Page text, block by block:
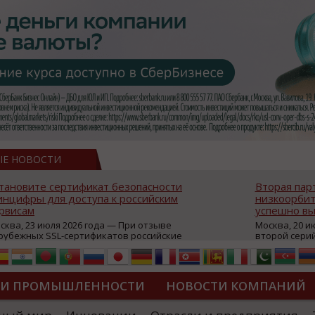
НОВОСТИ
сертификат безопасности
для доступа к российским
23 июля 2026 года — При отзыве
SSL-сертификатов российские
могут некорректно открываться в
браузерах (Google Chrome,
Edge и др.), а соединение с сервисами
ресурсы уже сообщили о
недоступности и ошибках при
из-за отзывов сертификатов
Вторая
успешно
Москва, 20
второй
аппаратов,
масштабной
интернет с
из
«Экономика
ПРОМЫШЛЕННОСТИ НОВОСТИ КОМПАНИЙ